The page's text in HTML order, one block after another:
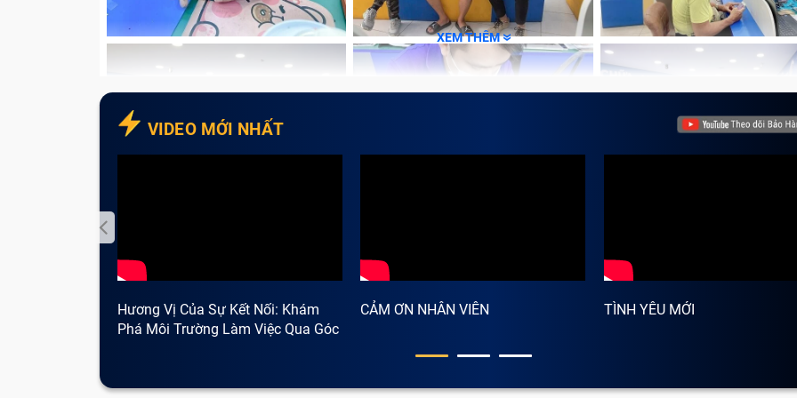
Nhìn bề ngoài, nếu bạn thấy sạc Adapter điện thoại Đuôi Sony Xz Premium/ G8141/ G8142/ So-04J
trơ dây đồng, nứt phồng vỏ,... thì lúc này bạn cần thay ngay phụ kiện mới để đảm bảo an toàn tuyệt
Điện thoại Đuôi Sony Xz Premium/ G8141/ G8142/ So-04J đang hoạt động bình thường mà khi
sạc lại thấy máy bị đơ, tắt nguồn thì có khả năng sạc Adapter điện thoại đã bị hỏng cần thay thế.
XEM THÊM
VIDEO MỚI NHẤT
Hương Vị Của Sự Kết Nối: Khám
Phá Môi Trường Làm Việc Qua Góc
CẢM ƠN NHÂN VIÊN TÌNH YÊU MỚI